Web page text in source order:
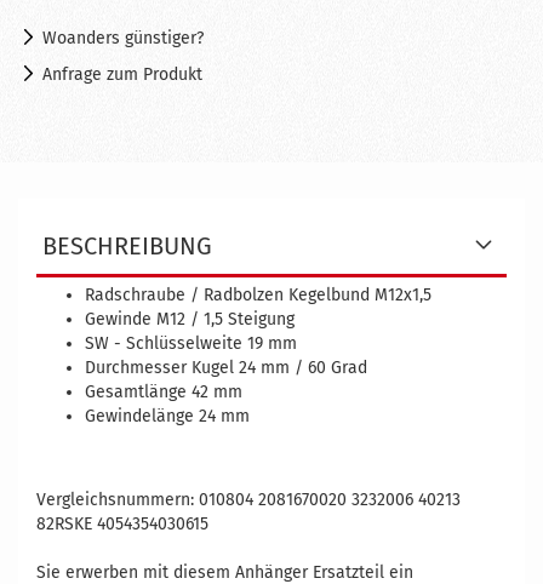
Woanders günstiger?
Anfrage zum Produkt
BESCHREIBUNG
Radschraube / Radbolzen Kegelbund M12x1,5
Gewinde M12 / 1,5 Steigung
SW - Schlüsselweite 19 mm
Durchmesser Kugel 24 mm / 60 Grad
Gesamtlänge 42 mm
Gewindelänge 24 mm
Vergleichsnummern: 010804 2081670020 3232006 40213
82RSKE 4054354030615
Sie erwerben mit diesem Anhänger Ersatzteil ein